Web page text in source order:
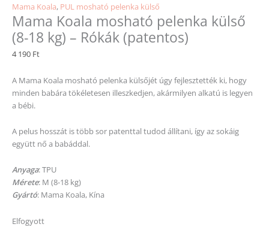
Mama Koala, PUL mosható pelenka külső
Mama Koala mosható pelenka külső
(8-18 kg) – Rókák (patentos)
4 190 Ft
A Mama Koala mosható pelenka külsőjét úgy fejlesztették ki, hogy
minden babára tökéletesen illeszkedjen, akármilyen alkatú is legyen
a bébi.
A pelus hosszát is több sor patenttal tudod állítani, így az sokáig
együtt nő a babáddal.
Anyaga: TPU
Mérete: M (8-18 kg)
Gyártó: Mama Koala, Kína
Elfogyott